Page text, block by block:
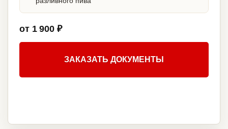
от 1 900 ₽
ЗАКАЗАТЬ ДОКУМЕНТЫ